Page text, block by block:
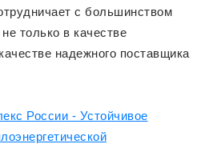
с большинством
только в качестве
надежного поставщика